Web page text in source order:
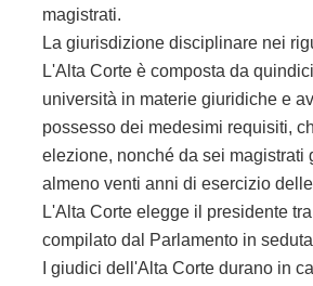
magistrati.
La giurisdizione disciplinare nei
L'Alta Corte è composta da
università in materie giuridiche e
possesso dei medesimi requisiti,
elezione, nonché da sei magistrati
almeno venti anni di esercizio
L'Alta Corte elegge il presidente
compilato dal Parlamento in
I giudici dell'Alta Corte durano in